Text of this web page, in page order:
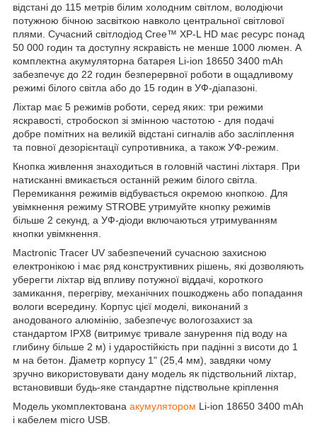
відстані до 115 метрів білим холодним світлом, володіючи
потужною бічною засвіткою навколо центральної світлової
плями. Сучасний світлодіод Cree™ XP-L HD має ресурс понад
50 000 годин та доступну яскравість не менше 1000 люмен. А
комплектна акумуляторна батарея Li-ion 18650 3400 mAh
забезпечує до 22 годин безперервної роботи в ощадливому
режимі білого світла або до 15 годин в УФ-діапазоні.
Ліхтар має 5 режимів роботи, серед яких: три режими
яскравості, стробоскоп зі змінною частотою - для подачі
добре помітних на великій відстані сигналів або засліплення
та повної дезорієнтації супротивника, а також УФ-режим.
Кнопка живлення знаходиться в головній частині ліхтаря. При
натисканні вмикається останній режим білого світла.
Перемикання режимів відбувається окремою кнопкою. Для
увімкнення режиму STROBE утримуйте кнопку режимів
більше 2 секунд, а УФ-діоди включаються утримуванням
кнопки увімкнення.
Mactronic Tracer UV забезпечений сучасною захисною
електронікою і має ряд конструктивних рішень, які дозволяють
уберегти ліхтар від впливу потужної віддачі, короткого
замикання, перегріву, механічних пошкоджень або попадання
вологи всередину. Корпус цієї моделі, виконаний з
анодованого алюмінію, забезпечує вологозахист за
стандартом IPX8 (витримує тривале занурення під воду на
глибину більше 2 м) і ударостійкість при падінні з висоти до 1
м на бетон. Діаметр корпусу 1" (25,4 мм), завдяки чому
зручно використовувати дану модель як підствольний ліхтар,
встановивши будь-яке стандартне підствольне кріплення
Модель укомплектована акумулятором Li-ion 18650 3400 mAh
і кабелем micro USB.